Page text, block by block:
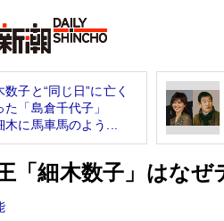
数子と“同じ日”に亡く
た「島倉千代子」
木に馬車馬のよう...
「細木数子」はな